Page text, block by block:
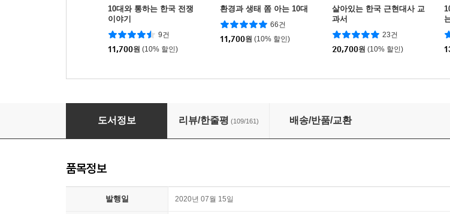
10대와 통하는 한국 전쟁
이야기
9건
11,700원 (10% 할인)
환경과 생태 쫌 아는 10대
66건
11,700원 (10% 할인)
살아있는 한국 근현대사 교
과서
23건
20,700원 (10% 할인)
두 번째 지구는 없다
도서정보 리뷰/한줄평 (109/161) 배송/반품/교환
품목정보
발행일 2020년 07월 15일